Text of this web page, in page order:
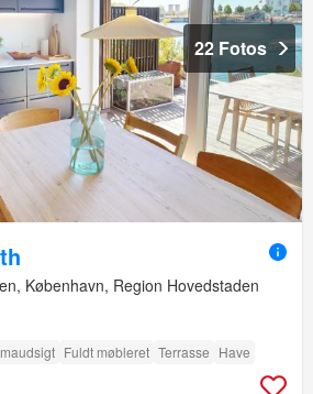
22 Fotos
København, Region Hovedstaden
Fuldt møbleret Terrasse Have